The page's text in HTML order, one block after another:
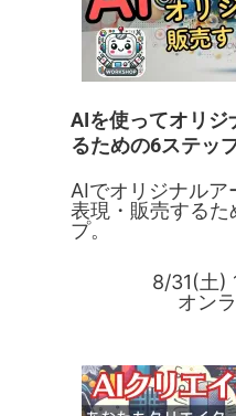
AIを使ってオリジ
るための6ステッ
AIでオリジナルア
表現・販売するた
プ。
8/31(土)
オン